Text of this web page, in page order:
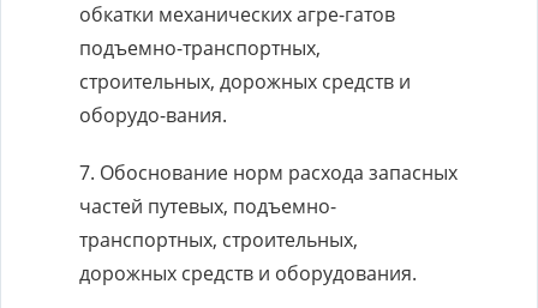
обкатки механических агре-гатов
подъемно-транспортных,
строительных, дорожных средств и
оборудо-вания.
7. Обоснование норм расхода запасных
частей путевых, подъемно-
транспортных, строительных,
дорожных средств и оборудования.